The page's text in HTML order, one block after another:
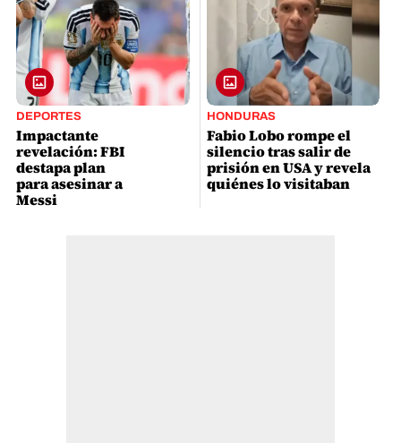
DEPORTES
Impactante
revelación: FBI
destapa plan
para asesinar a
Messi
HONDURAS
Fabio Lobo rompe el
silencio tras salir de
prisión en USA y revela
quiénes lo visitaban